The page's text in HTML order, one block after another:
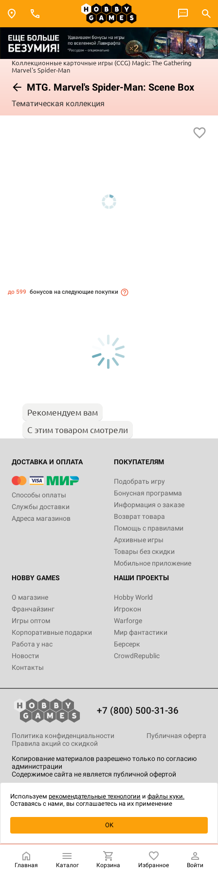
Коллекционные карточные игры (CCG) Magic: The Gathering
Marvel's Spider-Man
MTG. Marvel's Spider-Man: Scene Box
Тематическая коллекция
Купить| 5 990 ₽
до 599 бонусов на следующие покупки
Рекомендуем вам
С этим товаром смотрели
ДОСТАВКА И ОПЛАТА
Способы оплаты
Службы доставки
Адреса магазинов
ПОКУПАТЕЛЯМ
Подобрать игру
Бонусная программа
Информация о заказе
Возврат товара
Помощь с правилами
Архивные игры
Товары без скидки
Мобильное приложение
HOBBY GAMES
О магазине
Франчайзинг
Игры оптом
Корпоративные подарки
Работа у нас
Новости
Контакты
НАШИ ПРОЕКТЫ
Hobby World
Игрокон
Warforge
Мир фантастики
Берсерк
CrowdRepublic
+7 (800) 500-31-36
Копирование материалов разрешено только по согласию
администрации
Содержимое сайта не является публичной офертой
Политика конфиденциальности
Публичная оферта
Правила акций со скидкой
технологии.
Главная Каталог Корзина Избранное Войти
Используем рекомендательные технологии и файлы куки.
Оставаясь с нами, вы соглашаетесь на их применение
OK